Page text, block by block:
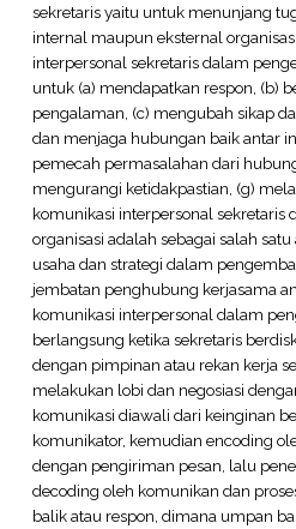
sekretaris yaitu untuk menunjang
internal maupun eksternal
interpersonal sekretaris dalam
untuk (a) mendapatkan respon, (b)
pengalaman, (c) mengubah sikap
dan menjaga hubungan baik antar
pemecah permasalahan dari
mengurangi ketidakpastian, (g)
komunikasi interpersonal sekretaris
organisasi adalah sebagai salah
usaha dan strategi dalam
jembatan penghubung kerjasama
komunikasi interpersonal dalam
berlangsung ketika sekretaris
dengan pimpinan atau rekan kerja
melakukan lobi dan negosiasi
komunikasi diawali dari keinginan
komunikator, kemudian encoding
dengan pengiriman pesan, lalu
decoding oleh komunikan dan
balik atau respon, dimana umpan